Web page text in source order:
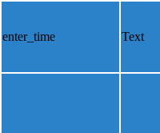
enter_time Text